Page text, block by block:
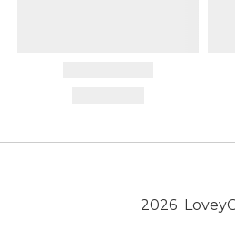
2026